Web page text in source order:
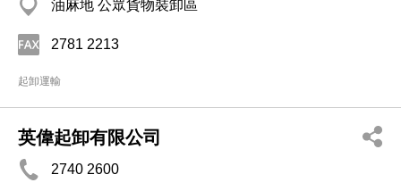
油麻地 公眾貨物裝卸區
2781 2213
起卸運輸
英偉起卸有限公司
2740 2600